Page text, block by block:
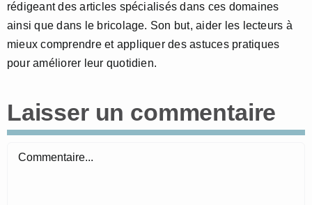
rédigeant des articles spécialisés dans ces domaines
ainsi que dans le bricolage. Son but, aider les lecteurs à
mieux comprendre et appliquer des astuces pratiques
pour améliorer leur quotidien.
Laisser un commentaire
Commentaire